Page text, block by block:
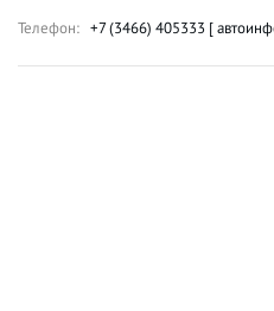
Телефон: +7 (3466) 405333 [